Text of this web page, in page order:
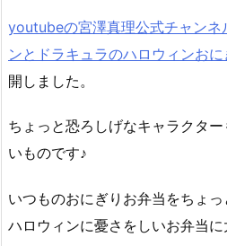
youtubeの宮澤真理公式チャンネ
ンとドラキュラのハロウィンお
開しました。
ちょっと恐ろしげなキャラクタ
いものです♪
いつものおにぎりお弁当をちょっ
ハロウィンに憂さをしいお弁当に